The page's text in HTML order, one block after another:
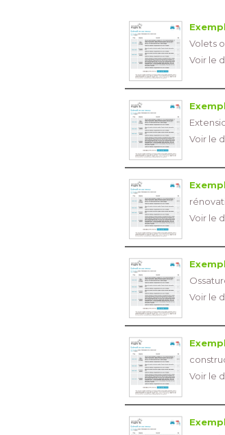
Volets
Voir le
Voir le
Voir le
Voir le
Voir le